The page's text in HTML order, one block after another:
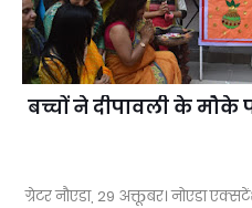
बच्चों ने दीपावली के मौके
ग्रेटर नौएडा, 29 अक्तूबर। नोएडा